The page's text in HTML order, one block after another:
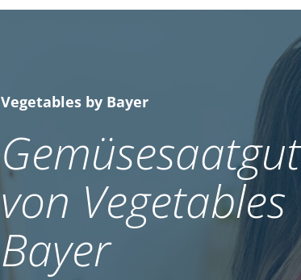
Vegetables by Bayer
Gemüsesaatgut
von Vegetables
Bayer